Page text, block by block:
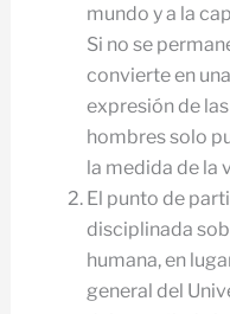
mundo y a la
Si no se
convierte en
expresión de
hombres solo
la medida de la
El punto de
disciplinada
humana, en
general del